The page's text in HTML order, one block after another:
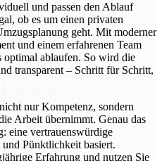
und passen den Ablauf
ob es um einen privaten
geht. Mit moderner
und einem erfahrenen Team
optimal ablaufen. So wird die
transparent – Schritt für Schritt,
nur Kompetenz, sondern
Arbeit übernimmt. Genau das
eine vertrauenswürdige
Pünktlichkeit basiert.
Erfahrung und nutzen Sie